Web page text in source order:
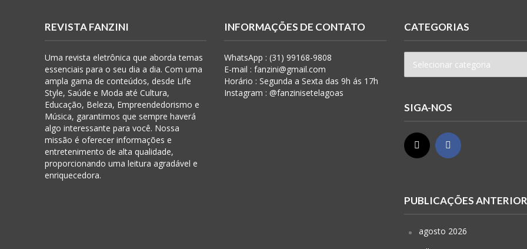
REVISTA FANZINI
Uma revista eletrônica que aborda temas
essenciais para o seu dia a dia. Com uma
ampla gama de conteúdos, desde Life
Style, Saúde e Moda até Cultura,
Educação, Beleza, Empreendedorismo e
Música, garantimos que sempre haverá
algo interessante para você. Nossa
missão é oferecer informações e
entretenimento de alta qualidade,
proporcionando uma leitura agradável e
enriquecedora.
INFORMAÇÕES DE CONTATO
WhatsApp : (31) 99168-9808
E-mail : fanzini@gmail.com
Horário : Segunda a Sexta das 9h ás 17h
Instagram : @fanzinisetelagoas
CATEGORIAS
SIGA-NOS
PUBLICAÇÕES
agosto 2026